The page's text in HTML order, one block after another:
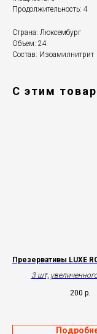
Продолжительность: 4
Страна: Люксембург
Объем: 24
Состав: Изоамилнитрит
С этим
Презервативы LUXE
3 шт,
200 р.